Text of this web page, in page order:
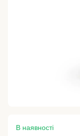
В наявності